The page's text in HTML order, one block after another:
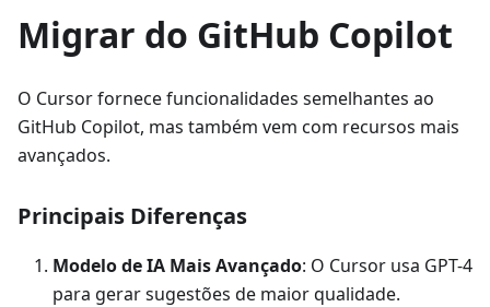
Migrar do GitHub Copilot
O Cursor fornece funcionalidades semelhantes ao
GitHub Copilot, mas também vem com recursos mais
avançados.
Principais Diferenças
Modelo de IA Mais Avançado: O Cursor usa GPT-4
para gerar sugestões de maior qualidade.